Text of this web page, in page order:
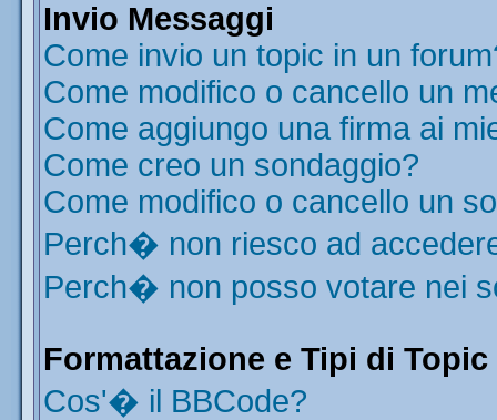
Invio Messaggi
Come invio un topic in un
Come modifico o cancello un
Come aggiungo una firma ai
Come creo un sondaggio?
Come modifico o cancello un
Perch� non riesco ad
Perch� non posso votare nei
Formattazione e Tipi di Topic
Cos'� il BBCode?